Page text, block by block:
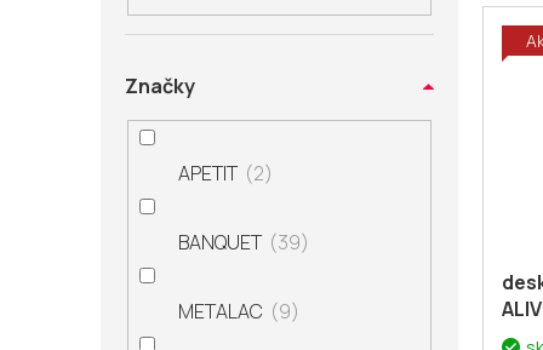
Značky
APETIT 2
BANQUET 39
METALAC 9
V